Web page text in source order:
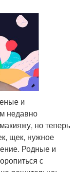
и
недавно
но теперь
щек, нужное
Родные и
с